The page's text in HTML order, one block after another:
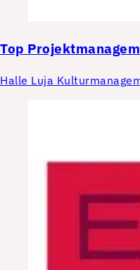
Top
Halle Luja